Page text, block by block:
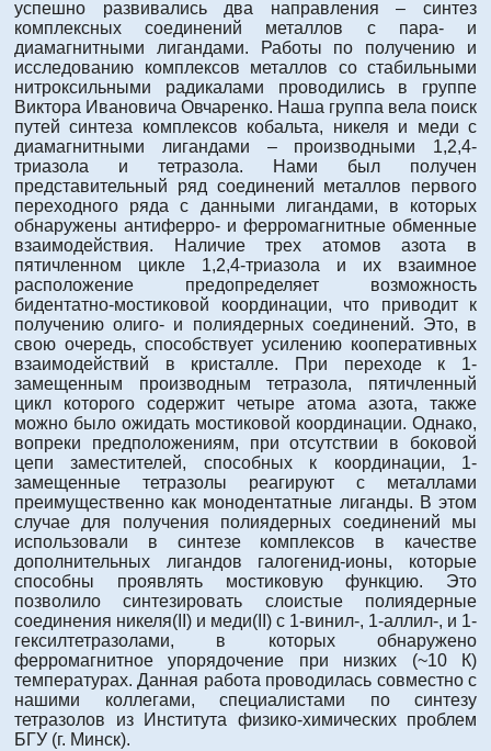
успешно развивались два направления – синтез
комплексных соединений металлов с пара- и
диамагнитными лигандами. Работы по получению и
исследованию комплексов металлов со стабильными
нитроксильными радикалами проводились в группе
Виктора Ивановича Овчаренко. Наша группа вела поиск
путей синтеза комплексов кобальта, никеля и меди с
диамагнитными лигандами – производными 1,2,4-
триазола и тетразола. Нами был получен
представительный ряд соединений металлов первого
переходного ряда с данными лигандами, в которых
обнаружены антиферро- и ферромагнитные обменные
взаимодействия. Наличие трех атомов азота в
пятичленном цикле 1,2,4-триазола и их взаимное
расположение предопределяет возможность
бидентатно-мостиковой координации, что приводит к
получению олиго- и полиядерных соединений. Это, в
свою очередь, способствует усилению кооперативных
взаимодействий в кристалле. При переходе к 1-
замещенным производным тетразола, пятичленный
цикл которого содержит четыре атома азота, также
можно было ожидать мостиковой координации. Однако,
вопреки предположениям, при отсутствии в боковой
цепи заместителей, способных к координации, 1-
замещенные тетразолы реагируют с металлами
преимущественно как монодентатные лиганды. В этом
случае для получения полиядерных соединений мы
использовали в синтезе комплексов в качестве
дополнительных лигандов галогенид-ионы, которые
способны проявлять мостиковую функцию. Это
позволило синтезировать слоистые полиядерные
соединения никеля(II) и меди(II) с 1-винил-, 1-аллил-, и 1-
гексилтетразолами, в которых обнаружено
ферромагнитное упорядочение при низких (~10 К)
температурах. Данная работа проводилась совместно с
нашими коллегами, специалистами по синтезу
тетразолов из Института физико-химических проблем
БГУ (г. Минск).